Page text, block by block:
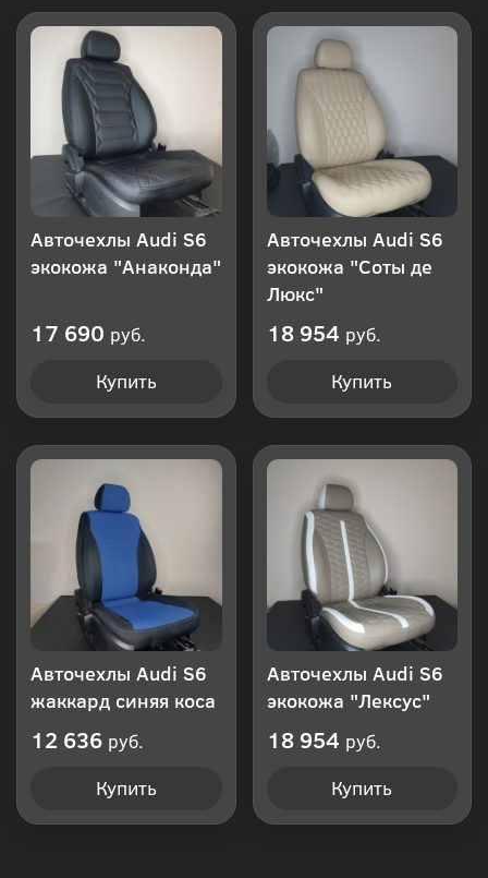
Авточехлы Audi S6
экокожа "Анаконда"
17 690 руб.
Купить
Авточехлы Audi S6
экокожа "Соты де
Люкс"
18 954 руб.
Купить
Авточехлы Audi S6
жаккард синяя коса
12 636 руб.
Купить
Авточехлы Audi S6
экокожа "Лексус"
18 954 руб.
Купить